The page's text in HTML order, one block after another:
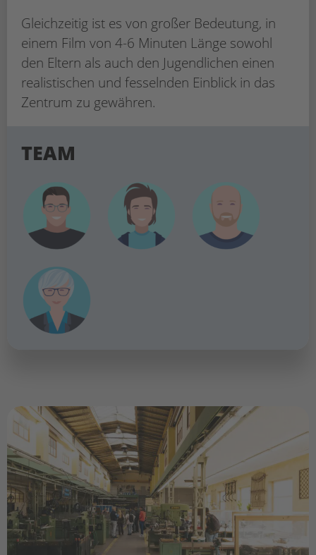
Gleichzeitig ist es von großer Bedeutung, in
einem Film von 4-6 Minuten Länge sowohl
den Eltern als auch den Jugendlichen einen
realistischen und fesselnden Einblick in das
Zentrum zu gewähren.
TEAM